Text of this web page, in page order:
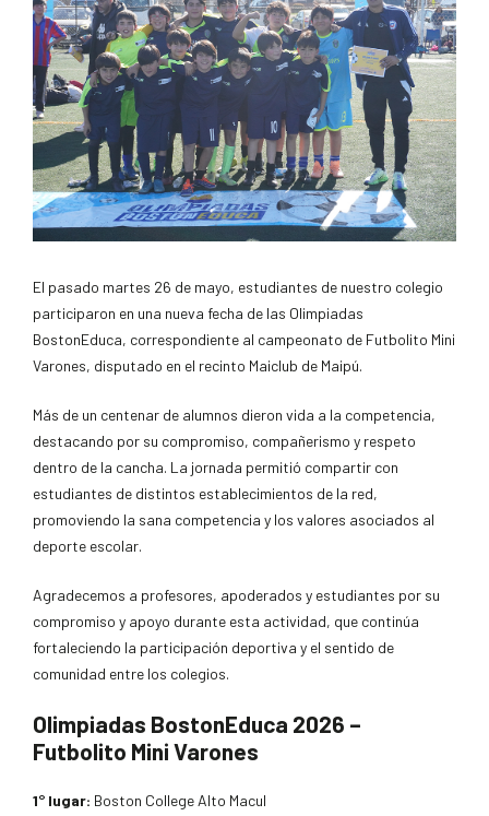
El pasado martes 26 de mayo, estudiantes de nuestro colegio
participaron en una nueva fecha de las Olimpiadas
BostonEduca, correspondiente al campeonato de Futbolito Mini
Varones, disputado en el recinto Maiclub de Maipú.
Más de un centenar de alumnos dieron vida a la competencia,
destacando por su compromiso, compañerismo y respeto
dentro de la cancha. La jornada permitió compartir con
estudiantes de distintos establecimientos de la red,
promoviendo la sana competencia y los valores asociados al
deporte escolar.
Agradecemos a profesores, apoderados y estudiantes por su
compromiso y apoyo durante esta actividad, que continúa
fortaleciendo la participación deportiva y el sentido de
comunidad entre los colegios.
Olimpiadas BostonEduca 2026 –
Futbolito Mini Varones
1° lugar: Boston College Alto Macul